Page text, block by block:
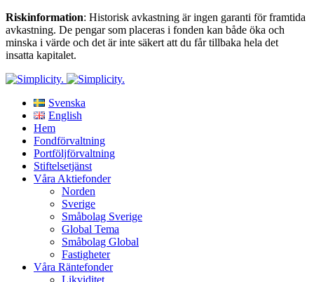
Riskinformation: Historisk avkastning är ingen garanti för framtida
avkastning. De pengar som placeras i fonden kan både öka och
minska i värde och det är inte säkert att du får tillbaka hela det
insatta kapitalet.
Svenska
English
Hem
Fondförvaltning
Portföljförvaltning
Stiftelsetjänst
Våra Aktiefonder
Norden
Sverige
Småbolag Sverige
Global Tema
Småbolag Global
Fastigheter
Våra Räntefonder
Likviditet